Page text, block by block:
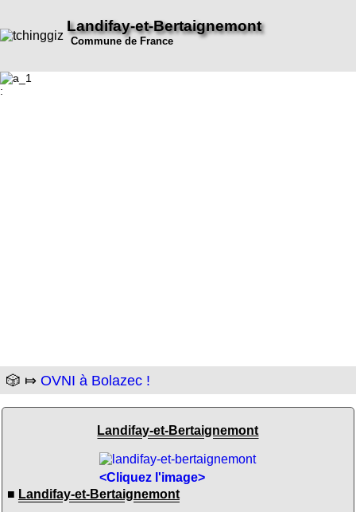
Landifay-et-Bertaignemont
Commune de France
:
🎲 ⤇ OVNI à Bolazec !
Landifay-et-Bertaignemont
<Cliquez l'image>
■ Landifay-et-Bertaignemont